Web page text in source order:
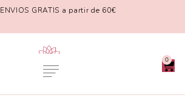
ENVIOS GRATIS a partir de 60€
0